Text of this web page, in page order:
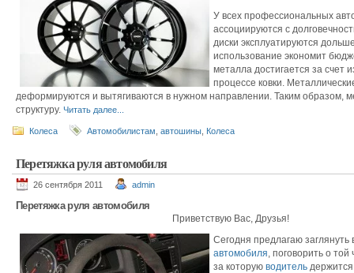
У всех профессиональных
ассоциируются с
диски эксплуатируются
использование экономит
металла достигается за счет
процессе ковки.
деформируются и вытягиваются в нужном направлении. Таким образом,
структуру. Читать далее...
Колеса Автомобилистам автошины Колеса
Перетяжка руля автомобиля
26 сентября 2011 admin
Перетяжка руля автомобиля
Приветствую Вас, Друзья!
Сегодня предлагаю заглянуть
автомобиля, поговорить о той
за которую водитель